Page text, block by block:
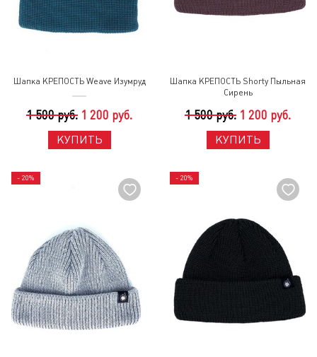
Шапка КРЕПОСТЬ Weave Изумруд
1 500 руб. 1 200 руб.
КУПИТЬ
Шапка КРЕПОСТЬ Shorty Пыльная
Сирень
1 500 руб. 1 200 руб.
КУПИТЬ
- 20% - 20%